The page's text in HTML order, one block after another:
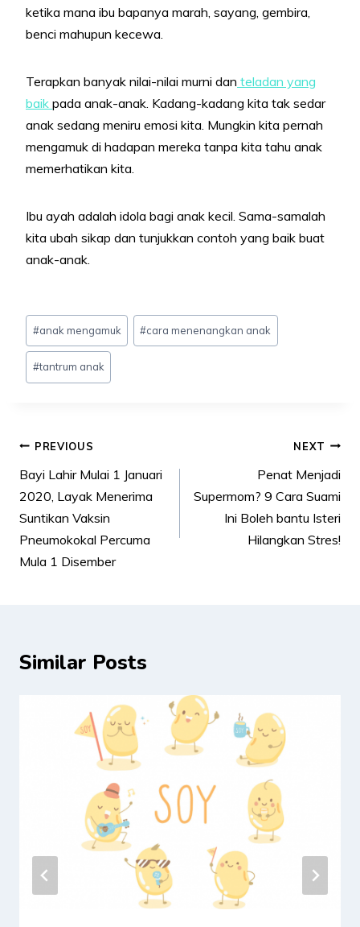
ketika mana ibu bapanya marah, sayang, gembira,
benci mahupun kecewa.
Terapkan banyak nilai-nilai murni dan teladan yang
baik pada anak-anak. Kadang-kadang kita tak sedar
anak sedang meniru emosi kita. Mungkin kita pernah
mengamuk di hadapan mereka tanpa kita tahu anak
memerhatikan kita.
Ibu ayah adalah idola bagi anak kecil. Sama-samalah
kita ubah sikap dan tunjukkan contoh yang baik buat
anak-anak.
Post
Tags:
#anak mengamuk #cara menenangkan anak
#tantrum anak
Post
navigation
PREVIOUS
Bayi Lahir Mulai 1 Januari
2020, Layak Menerima
Suntikan Vaksin
Pneumokokal Percuma
Mula 1 Disember
NEXT
Penat Menjadi
Supermom? 9 Cara Suami
Ini Boleh bantu Isteri
Hilangkan Stres!
Similar Posts